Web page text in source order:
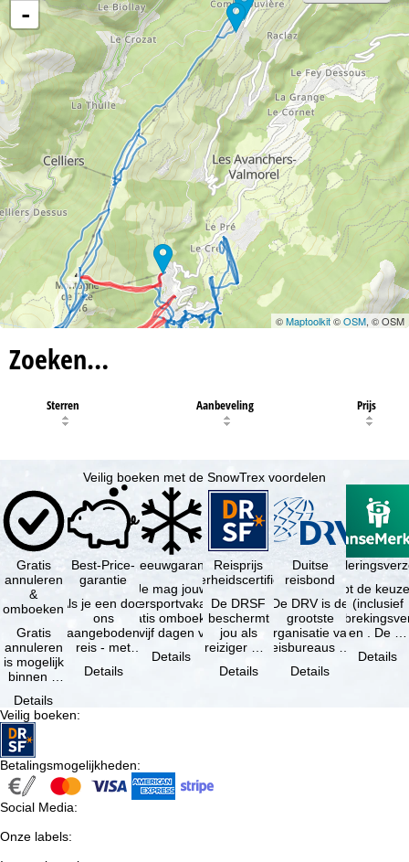
-
©Maptoolkit©OSM, © OSM
Zoeken…
Sterren Aanbeveling Prijs
Veilig boeken met de SnowTrex voordelen
Gratis
annuleren
&
omboeken
Gratis
annuleren
is mogelijk
binnen 5
de
boeking,
als jouw
vakantie …
Details
Best-Price-
garantie
Als je een door
ons
aangeboden
reis - met
dezelfde inhoud
en
Details
Sneeuwgarantie
Je mag jouw
wintersportvakantie
gratis omboeken
als vijf dagen voor
Details
Reisprijs
zekerheidscertificaat
De DRSF
beschermt
jou als
reiziger met
pakketreis
Details
Duitse
reisbond
De DRV is de
grootste
organisatie van
reisbureaus en
in Duitsland. …
Details
Je hebt de
(inclusief
en . De …
Details
Veilig boeken:
Betalingsmogelijkheden:
Social Media:
Onze labels: